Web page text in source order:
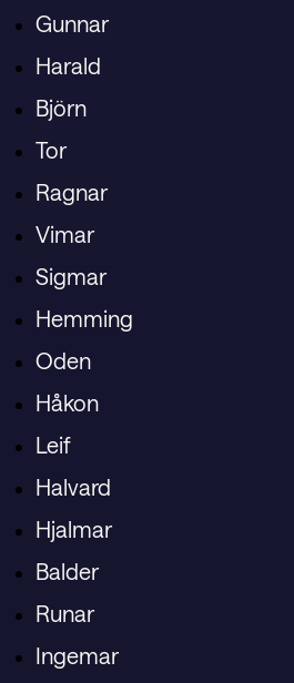
Gunnar
Harald
Björn
Tor
Ragnar
Vimar
Sigmar
Hemming
Oden
Håkon
Leif
Halvard
Hjalmar
Balder
Runar
Ingemar